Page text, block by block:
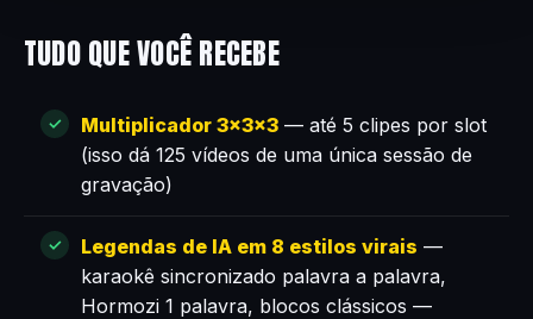
TUDO QUE VOCÊ RECEBE
Multiplicador 3×3×3 — até 5 clipes por slot
(isso dá 125 vídeos de uma única sessão de
gravação)
Legendas de IA em 8 estilos virais —
karaokê sincronizado palavra a palavra,
Hormozi 1 palavra, blocos clássicos —